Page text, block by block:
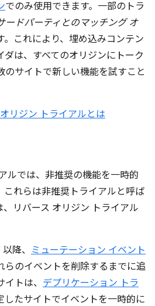
でのみ使用できます。一部のトラ
ードパーティとのマッチング オ
。これにより、埋め込みコンテン
ダは、すべてのオリジンにトーク
のサイトで新しい機能を試すこと
リジン トライアルとは
ルでは、非推奨の機能を一時的
これらは非推奨トライアルと呼ば
リバース オリジン トライアル
降、 ミューテーション イベント
らのイベントを削除するまでに追
トは、 デプリケーション トラ
したサイトでイベントを一時的に